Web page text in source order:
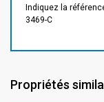
Indiquez la
3469-C
Propriétés